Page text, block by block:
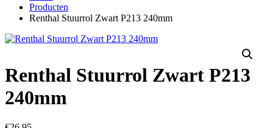
Producten
Renthal Stuurrol Zwart P213 240mm
Renthal Stuurrol Zwart P213
240mm